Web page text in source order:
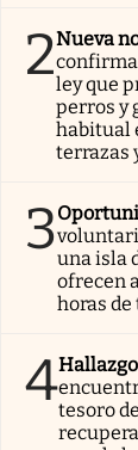
2Nueva
ley que
perros y
habitual
terrazas
3una isla
ofrecen
horas
4Hallazgo
tesoro